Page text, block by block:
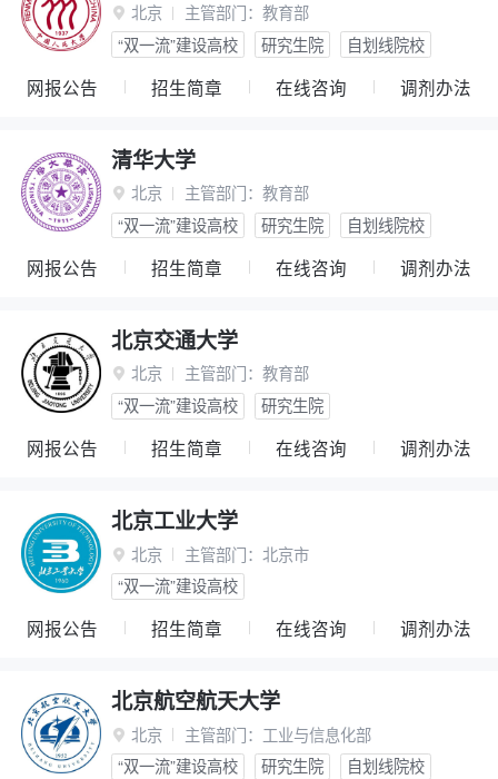
 北京 主管部门： 教育部
“双一流”建设高校
研究生院 自划线院校
网报公告 招生简章 在线咨询 调剂办法
清华大学
 北京 主管部门： 教育部
“双一流”建设高校
研究生院 自划线院校
网报公告 招生简章 在线咨询 调剂办法
北京交通大学
 北京 主管部门： 教育部
“双一流”建设高校
研究生院
网报公告 招生简章 在线咨询 调剂办法
北京工业大学
 北京 主管部门： 北京市
“双一流”建设高校
网报公告 招生简章 在线咨询 调剂办法
北京航空航天大学
 北京 主管部门： 工业与信息化部
“双一流”建设高校
研究生院 自划线院校